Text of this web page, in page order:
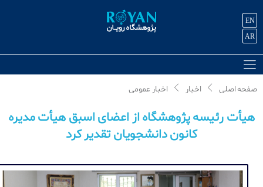
EN
AR
صفحه اصلی اخبار اخبار عمومی
هیأت رئیسه پژوهشگاه از اعضای اسبق هیأت مدیره
کانون دانشجویان تقدیر کرد